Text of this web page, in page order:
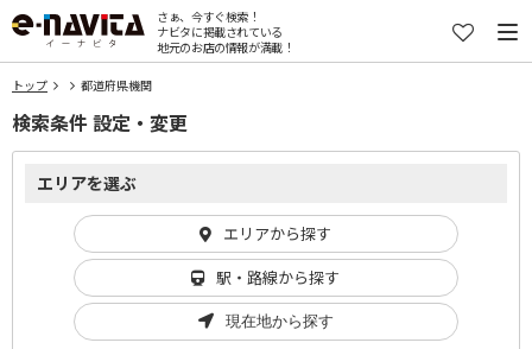
さぁ、今すぐ検索！
ナビタに掲載されている
地元のお店の情報が満載！
トップ 都道府県機関
検索条件 設定・変更
エリアを選ぶ
エリアから探す
駅・路線から探す
現在地から探す